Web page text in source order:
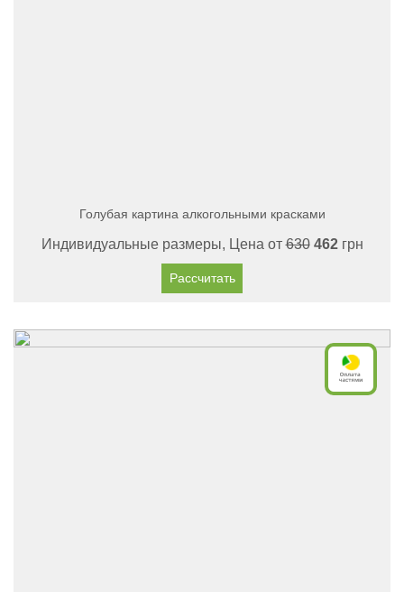
Голубая картина алкогольными красками
Индивидуальные размеры, Цена от630 462грн
Рассчитать